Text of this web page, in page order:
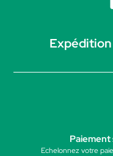
Expédition
Paiement
Echelonnez votre